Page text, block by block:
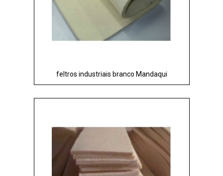
feltros industriais branco Mandaqui